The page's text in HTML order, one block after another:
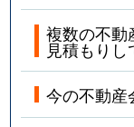
複数の不動
見積もり
今の不動産